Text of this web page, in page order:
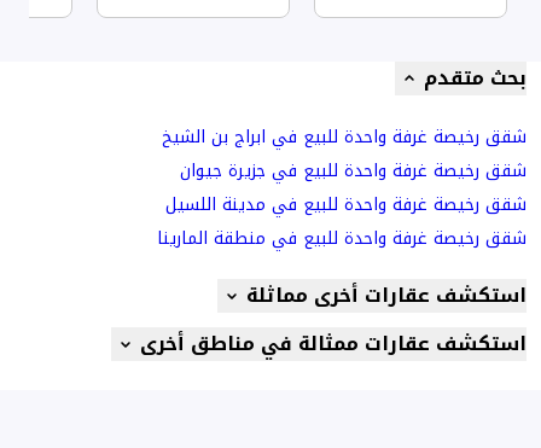
بحث متقدم
شقق رخيصة غرفة واحدة للبيع في ابراج بن الشيخ
شقق رخيصة غرفة واحدة للبيع في جزيرة جيوان
شقق رخيصة غرفة واحدة للبيع في مدينة اللسيل
شقق رخيصة غرفة واحدة للبيع في منطقة المارينا
استكشف عقارات أخرى مماثلة
استكشف عقارات ممثالة في مناطق أخرى